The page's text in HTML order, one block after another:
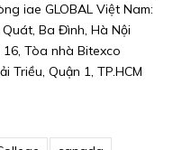
iae GLOBAL Việt Nam:
Ba Đình, Hà Nội
Tòa nhà Bitexco
Triều, Quận 1, TP.HCM